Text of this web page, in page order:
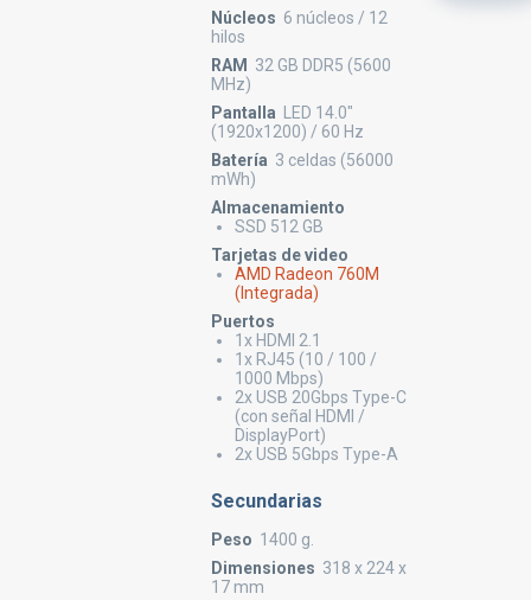
Núcleos 6 núcleos / 12
hilos
RAM
32 GB DDR5 (5600
MHz)
Pantalla
LED 14.0"
(1920x1200) / 60 Hz
Batería 3 celdas (56000
mWh)
Almacenamiento
SSD 512 GB
Tarjetas de video
AMD Radeon 760M
(Integrada)
Puertos
1x HDMI 2.1
1x RJ45 (10 / 100 /
1000 Mbps)
2x USB 20Gbps Type-C
(con señal HDMI /
DisplayPort)
2x USB 5Gbps Type-A
Secundarias
Peso 1400 g.
Dimensiones 318 x 224 x
17 mm